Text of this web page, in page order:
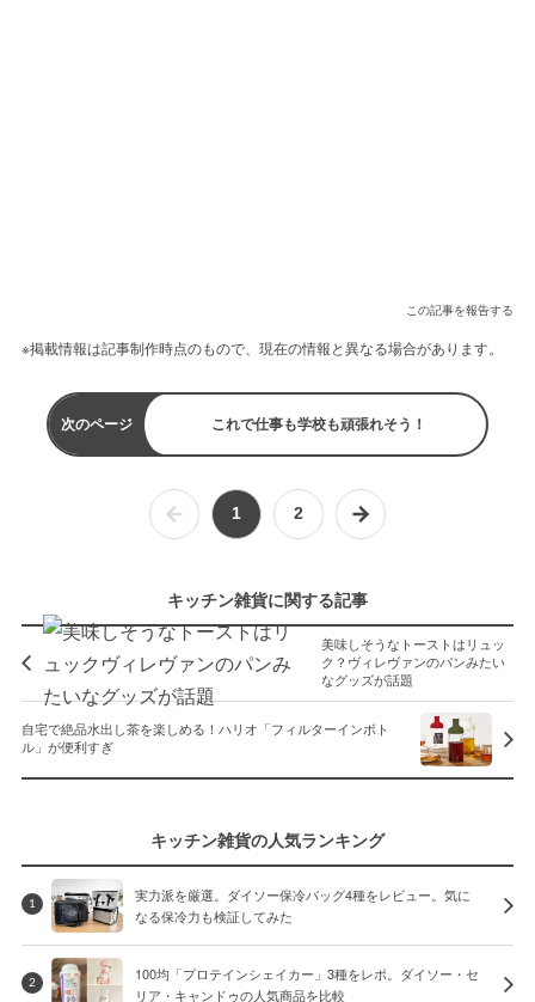
この記事を報告する
※掲載情報は記事制作時点のもので、現在の情報と異なる場合があります。
次のページ これで仕事も学校も頑張れそう！
1 2
キッチン雑貨に関する記事
美味しそうなトーストはリュッ
ク？ヴィレヴァンのパンみたい
なグッズが話題
自宅で絶品水出し茶を楽しめる！ハリオ「フィルターインボト
ル」が便利すぎ
キッチン雑貨の人気ランキング
1
実力派を厳選。ダイソー保冷バッグ4種をレビュー。気に
なる保冷力も検証してみた
2
100均「プロテインシェイカー」3種をレポ。ダイソー・セ
リア・キャンドゥの人気商品を比較